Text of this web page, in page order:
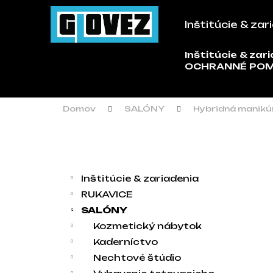
Prejsť na obsah
Inštitúcie &
Inštitúcie &
OCHRANNÉ
Domov SALÓNY Hybridná
Inštitúcie & zariadenia
RUKAVICE
SALÓNY
Kozmetický nábytok
Kaderníctvo
Nechtové štúdio
Späť
Späť